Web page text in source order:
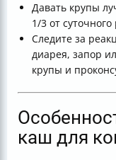
Давать крупы
1/3 от
Следите за
диарея, запор
крупы и
каш для